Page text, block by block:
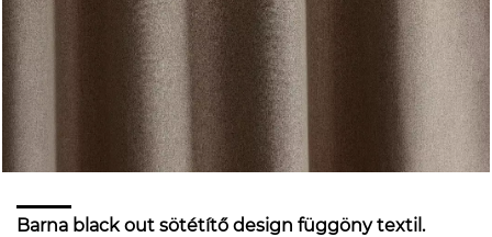
Barna black out sötétítő design függöny textil.